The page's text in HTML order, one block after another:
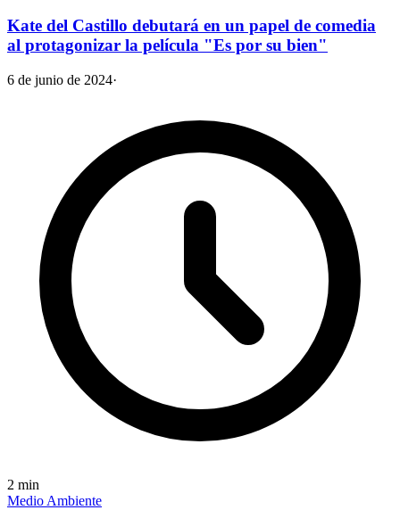
Kate del Castillo debutará en un papel de comedia
al protagonizar la película "Es por su bien"
6 de junio de 2024·
2 min
Medio Ambiente